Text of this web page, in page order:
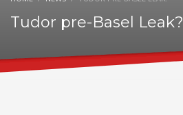
Tudor pre-Basel Leak?